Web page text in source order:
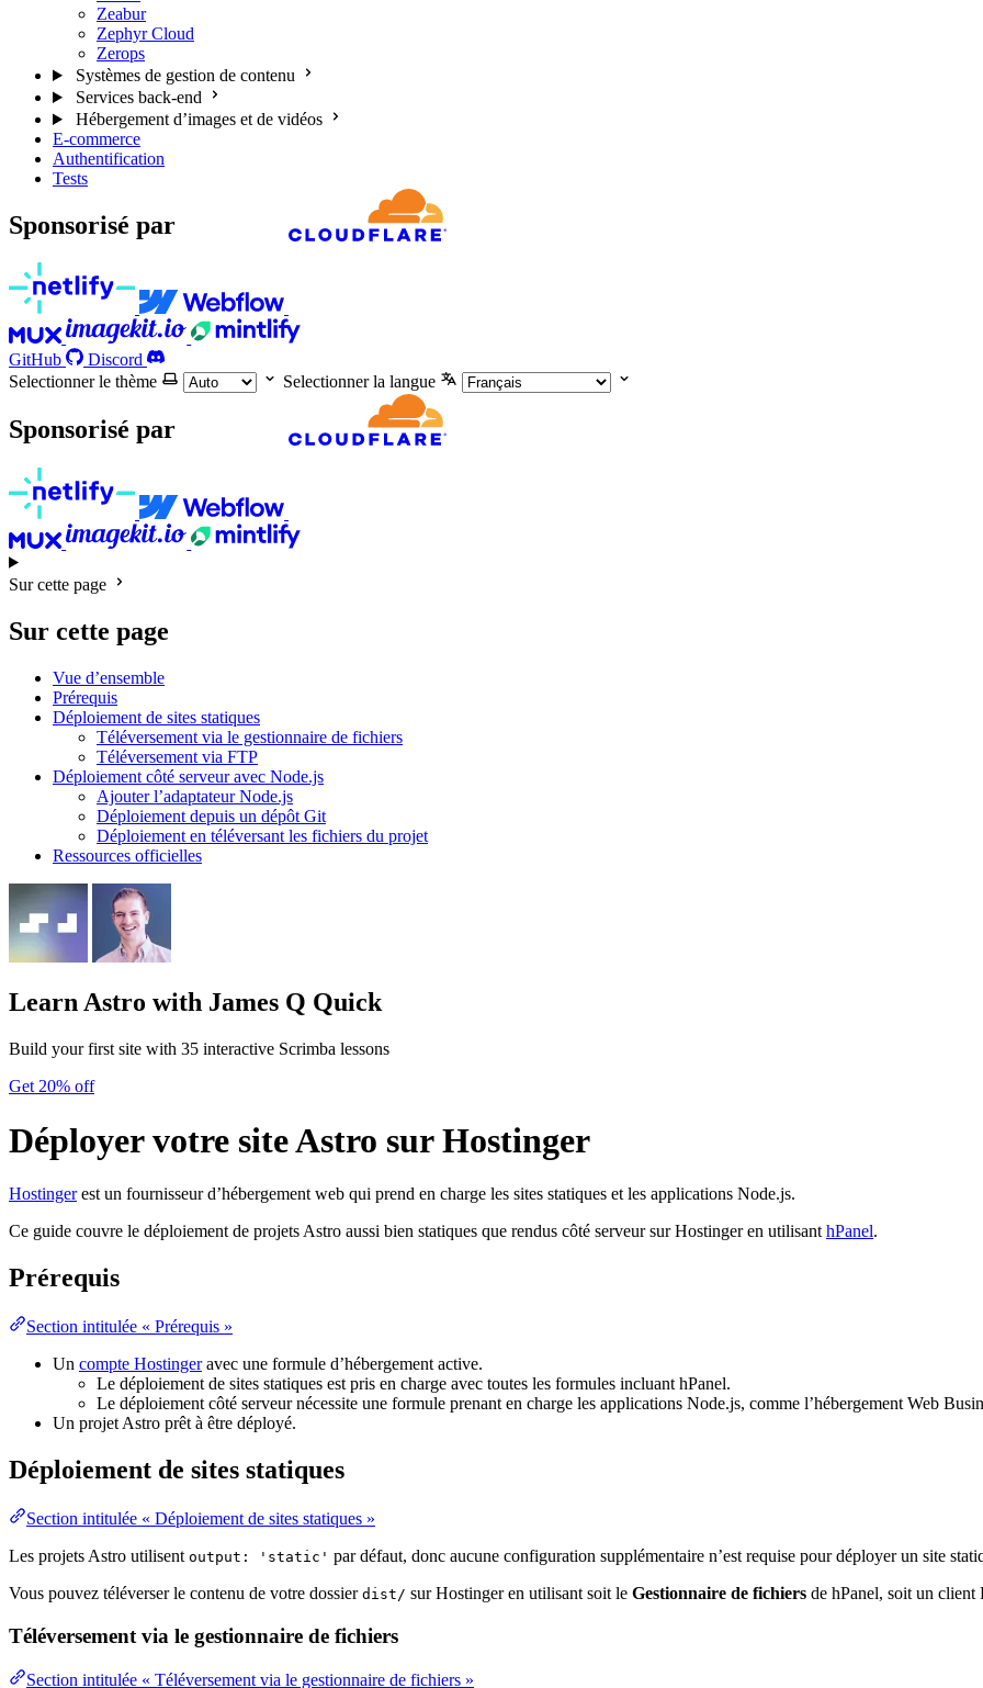
Zeabur
Zephyr Cloud
Zerops
Systèmes de gestion de contenu
Services back-end
Hébergement d’images et de vidéos
E-commerce
Authentification
Tests
Sponsorisé par
GitHub
Discord
Selectionner le thème
Selectionner la langue
Sponsorisé par
Sur cette page
Sur cette page
Vue d’ensemble
Prérequis
Déploiement de sites statiques
Téléversement via le gestionnaire de fichiers
Téléversement via FTP
Déploiement côté serveur avec Node.js
Ajouter l’adaptateur Node.js
Déploiement depuis un dépôt Git
Déploiement en téléversant les fichiers du projet
Ressources officielles
Learn Astro with James Q Quick
Build your first site with 35 interactive Scrimba lessons
Get 20% off
Déployer votre site Astro sur Hostinger
Hostingerest un fournisseur d’hébergement web qui prend en charge les sites statiques et les applications Node.js.
Ce guide couvre le déploiement de projets Astro aussi bien statiques que rendus côté serveur sur Hostinger en utilisant hPanel.
Prérequis
Section intitulée « Prérequis »
Un compte Hostingeravec une formule d’hébergement active.
Le déploiement de sites statiques est pris en charge avec toutes les formules incluant hPanel.
Le déploiement côté serveur nécessite une formule prenant en charge les applications Node.js, comme l’hébergement Web
Un projet Astro prêt à être déployé.
Déploiement de sites statiques
Section intitulée « Déploiement de sites statiques »
Les projets Astro utilisent output: 'static' par défaut, donc aucune configuration supplémentaire n’est requise pour déployer un site
Vous pouvez téléverser le contenu de votre dossier dist/ sur Hostinger en utilisant soit le Gestionnaire de fichiers de hPanel, soit un client
Téléversement via le gestionnaire de fichiers
Section intitulée « Téléversement via le gestionnaire de fichiers »